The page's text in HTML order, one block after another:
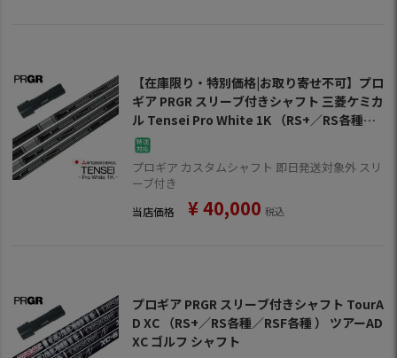
【在庫限り・特別価格|お取り寄せ不可】プロ
ギア PRGR スリーブ付きシャフト 三菱ケミカ
ル Tensei Pro White 1K （RS+／RS各種／R
SF各種 ） テンセイ ワンケー プロホワイト ゴ
ルフ シャフト
プロギア カスタムシャフト 即日発送対象外 スリ
ーブ付き
当店価格 ¥40,000 税込
プロギア PRGR スリーブ付きシャフト TourA
D XC （RS+／RS各種／RSF各種 ） ツアーAD
XC ゴルフ シャフト